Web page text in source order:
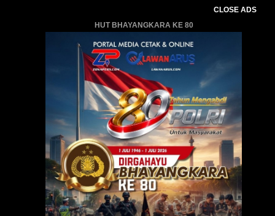
CLOSE ADS
HUT BHAYANGKARA KE 80